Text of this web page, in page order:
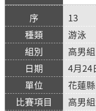
13
游泳
高男組
4月24
花蓮
高男